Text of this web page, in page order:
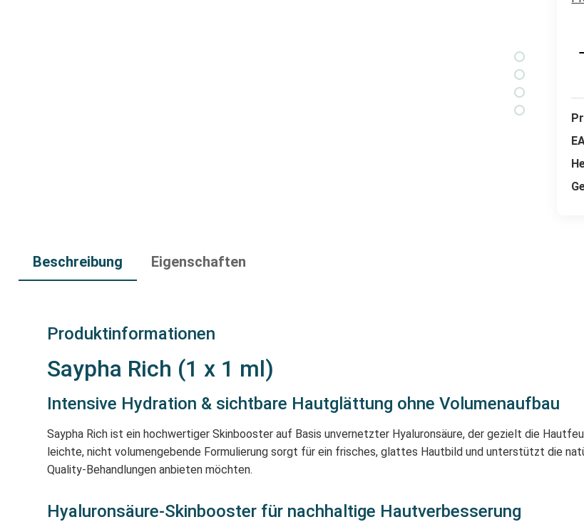
Beschreibung Eigenschaften
Produktinformationen
Saypha Rich (1 x 1 ml)
Intensive Hydration & sichtbare Hautglättung ohne Volumenaufbau
Saypha Rich ist ein hochwertiger Skinbooster auf Basis unvernetzter Hyaluronsäure, der gezielt die
leichte, nicht volumengebende Formulierung sorgt für ein frisches, glattes Hautbild und unterstützt die
Quality-Behandlungen anbieten möchten.
Hyaluronsäure-Skinbooster für nachhaltige Hautverbesserung